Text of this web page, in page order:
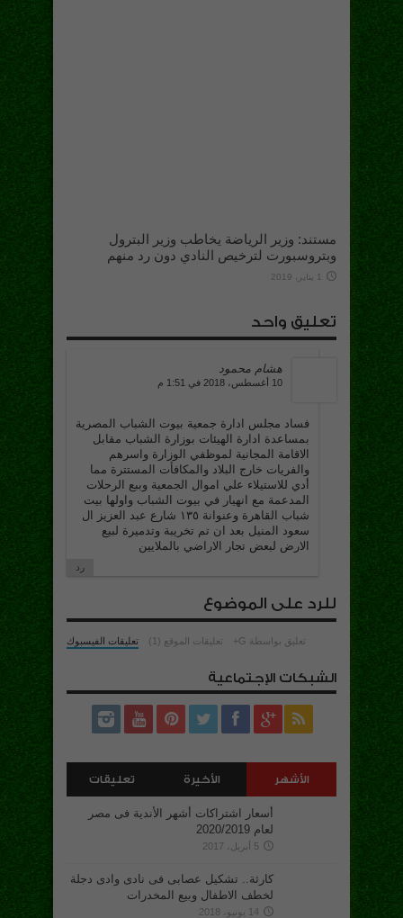
مستند: وزير الرياضة يخاطب وزير البترول
وبتروسبورت لترخيص النادي دون رد منهم
1 يناير، 2019
تعليق واحد
هشام محمود
10 أغسطس، 2018 في 1:51 م
فساد مجلس ادارة جمعية بيوت الشباب المصرية
بمساعدة ادارة الهيئات بوزارة الشباب مقابل
الاقامة المجانية لموظفي الوزارة واسرهم
والفريات خارج البلاد والمكافأت المستترة مما
أدي للاستيلاء علي اموال الجمعية وببع الرحلات
المدعمة مع انهيار في بيوت الشباب واولها بيت
شباب القاهرة وعنوانة ١٣٥ شارع عبد العزيز ال
سعود المنيل بعد ان تم تخريبة وتدميرة لبيع
الارض لبعض تجار الاراضي بالملايين
رد
للرد على الموضوع
تعليقات الفيسبوك تعليقات الموقع (1) تعليق بواسطة G+
الشبكات الإجتماعية
الأشهر الأخيرة تعليقات
أسعار اشتراكات أشهر الأندية فى مصر
لعام 2020/2019
5 أبريل، 2017
كارثة.. تشكيل عصابى فى نادى وادى دجلة
لخطف الاطفال وبيع المخدرات
14 يونيو، 2018